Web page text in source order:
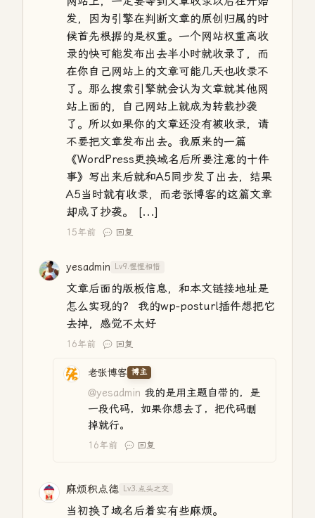
发，因为引擎在判断文章的原创归属的时
候首先根据的是权重。一个网站权重高收
录的快可能发布出去半小时就收录了，而
在你自己网站上的文章可能几天也收录不
了。那么搜索引擎就会认为文章就其他网
站上面的，自己网站上就成为转载抄袭
了。所以如果你的文章还没有被收录，请
不要把文章发布出去。我原来的一篇
《WordPress更换域名后所要注意的十件
事》写出来后就和A5同步发了出去，结果
A5当时就有收录，而老张博客的这篇文章
却成了抄袭。 [...]
15年前 回复
yesadmin Lv9.惺惺相惜
文章后面的版板信息，和本文链接地址是
怎么实现的？ 我的wp-posturl插件想把它
去掉，感觉不太好
16年前 回复
老张博客 博主
@yesadmin 我的是用主题自带的，是
一段代码，如果你想去了，把代码删
掉就行。
16年前 回复
麻烦积点德 Lv3.点头之交
当初换了域名后着实有些麻烦。